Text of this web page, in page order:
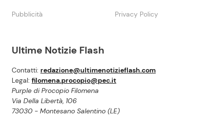
Ultime Notizie Flash
Contatti: redazione@ultimenotizieflash.com
Legal: filomena.procopio@pec.it
Purple di Procopio Filomena
Via Della Libertà, 106
73030 - Montesano Salentino (LE)
Pubblicità Privacy Policy